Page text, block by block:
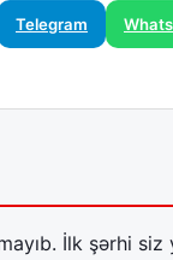
Telegram
İlk şərhi siz